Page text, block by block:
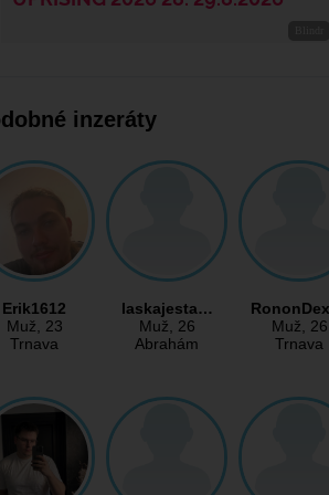
inzeráty
Erik1612
Muž, 23
Trnava
laskajesta…
Muž, 26
Abrahám
Muž, 26
Trnava